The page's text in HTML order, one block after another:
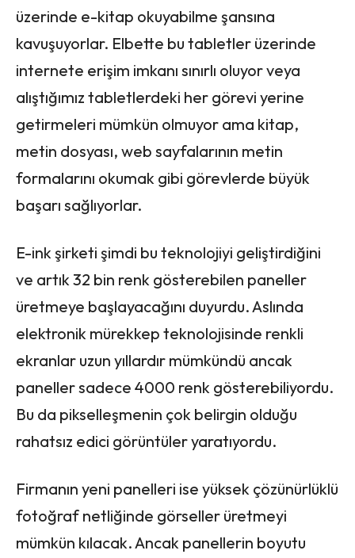
üzerinde e-kitap okuyabilme şansına
kavuşuyorlar. Elbette bu tabletler üzerinde
internete erişim imkanı sınırlı oluyor veya
alıştığımız tabletlerdeki her görevi yerine
getirmeleri mümkün olmuyor ama kitap,
metin dosyası, web sayfalarının metin
formalarını okumak gibi görevlerde büyük
başarı sağlıyorlar.
E-ink şirketi şimdi bu teknolojiyi geliştirdiğini
ve artık 32 bin renk gösterebilen paneller
üretmeye başlayacağını duyurdu. Aslında
elektronik mürekkep teknolojisinde renkli
ekranlar uzun yıllardır mümkündü ancak
paneller sadece 4000 renk gösterebiliyordu.
Bu da pikselleşmenin çok belirgin olduğu
rahatsız edici görüntüler yaratıyordu.
Firmanın yeni panelleri ise yüksek çözünürlüklü
fotoğraf netliğinde görseller üretmeyi
mümkün kılacak. Ancak panellerin boyutu